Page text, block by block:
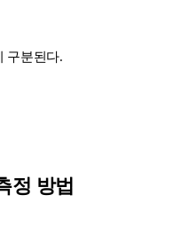
구분된다.
정 방법